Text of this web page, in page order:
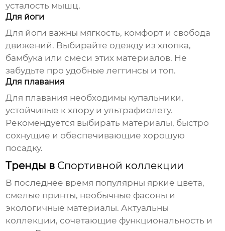
усталость мышц.
Для йоги
Для йоги важны мягкость, комфорт и свобода
движений. Выбирайте одежду из хлопка,
бамбука или смеси этих материалов. Не
забудьте про удобные леггинсы и топ.
Для плавания
Для плавания необходимы купальники,
устойчивые к хлору и ультрафиолету.
Рекомендуется выбирать материалы, быстро
сохнущие и обеспечивающие хорошую
посадку.
Тренды в Спортивной коллекции
В последнее время популярны яркие цвета,
смелые принты, необычные фасоны и
экологичные материалы. Актуальны
коллекции, сочетающие функциональность и